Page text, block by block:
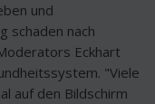
und
schaden nach
Eckhart
"Viele
auf den Bildschirm